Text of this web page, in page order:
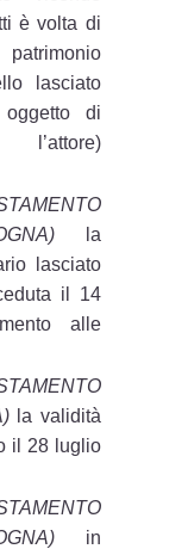
è volta di
lasciato
di
la
lasciato
il 14
alle
la validità
il 28 luglio
in